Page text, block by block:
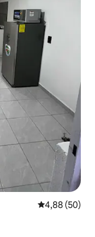
4,88 de uma
4,88 (50)